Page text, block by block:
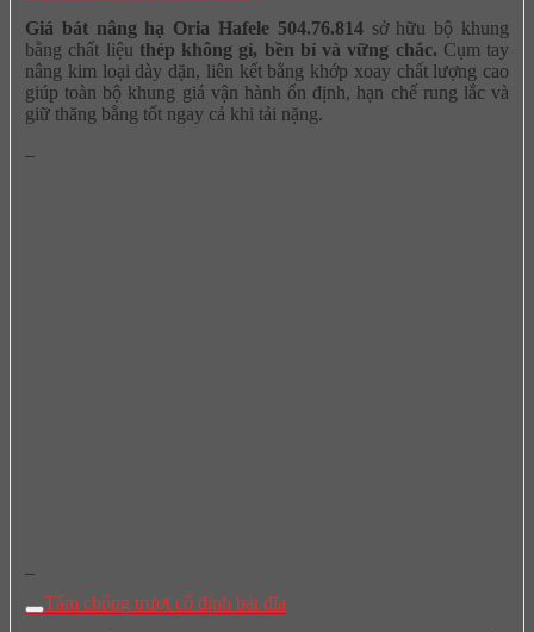
Giá bát nâng hạ Oria Hafele 504.76.814sở hữu bộ khung
bằng chất liệu thép không gỉ, bền bỉ và vững chắc. Cụm tay
nâng kim loại dày dặn, liên kết bằng khớp xoay chất lượng cao
giúp toàn bộ khung giá vận hành ổn định, hạn chế rung lắc và
giữ thăng bằng tốt ngay cả khi tải nặng.
–
–
Tấm chống trượt cố định bát đĩa